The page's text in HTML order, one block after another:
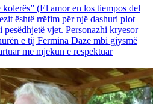
(El amor en los tiempos del
është rrëfim për një dashuri plot
vjet. Personazhi kryesor
e tij Fermina Daze mbi gjysmë
me mjekun e respektuar